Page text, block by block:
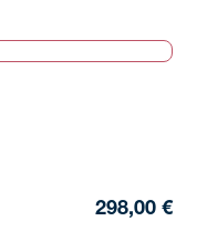
298,00 €